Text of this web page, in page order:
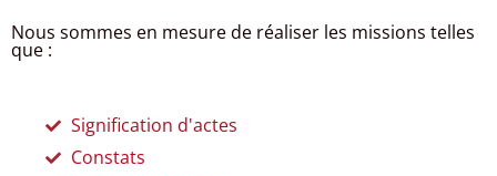
Nous sommes en mesure de réaliser les missions telles
que :
Signification d'actes
Constats